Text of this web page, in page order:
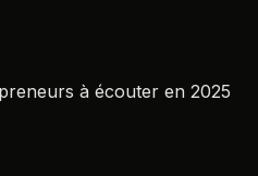
à écouter en 2025